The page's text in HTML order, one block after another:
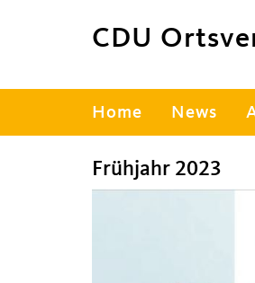
CDU
Hauptnavigation
Home News
Frühjahr 2023